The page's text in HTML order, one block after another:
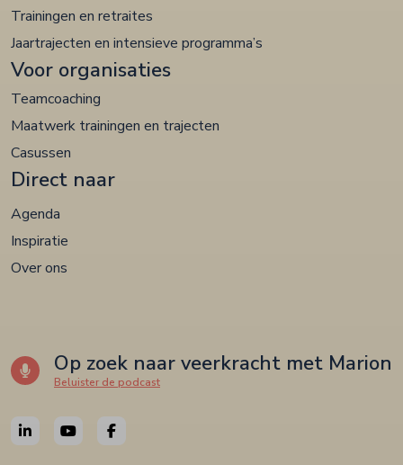
Trainingen en retraites
Jaartrajecten en intensieve programma’s
Voor organisaties
Teamcoaching
Maatwerk trainingen en trajecten
Casussen
Direct naar
Agenda
Inspiratie
Over ons
Op zoek naar veerkracht met Marion
Beluister de podcast